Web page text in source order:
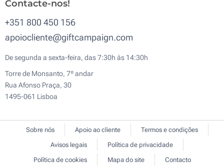
Contacte-nos!
+351 800 450 156
apoiocliente@giftcampaign.com
De segunda a sexta-feira, das 7:30h às 14:30h
Torre de Monsanto, 7º andar
Rua Afonso Praça, 30
1495-061 Lisboa
Sobre nós Apoio ao cliente
Termos e condições
Avisos legais
Política de privacidade
Política de cookies
Mapa do site Contacto